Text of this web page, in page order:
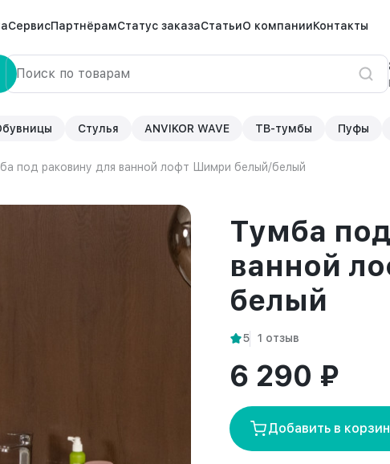
СервисПартнёрамСтатус заказаСтатьиО компанииКонтакты
Стулья ANVIKOR WAVE ТВ-тумбы Пуфы
под раковину для ванной лофт Шимри белый/белый
Тумба
ванной
белый
5 1 отзыв
6 290 ₽
Добавить в